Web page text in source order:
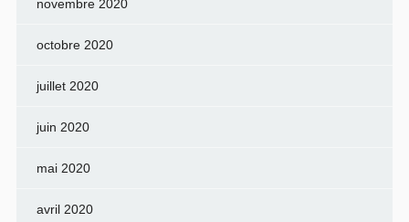
novembre 2020
octobre 2020
juillet 2020
juin 2020
mai 2020
avril 2020